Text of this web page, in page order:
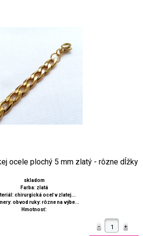
ocele plochý 5 mm zlatý - rôzne dĺžky
skladom
Farba: zlatá
chirurgická oceľ v zlatej...
obvod ruky: rôzne na výbe...
Hmotnosť: